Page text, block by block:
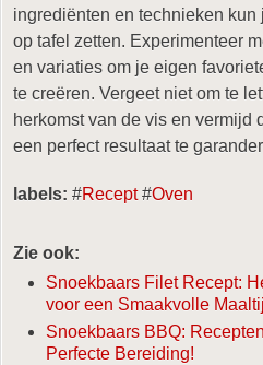
ingrediënten en technieken
op tafel zetten. Experimenteer
en variaties om je eigen
te creëren. Vergeet niet om te
herkomst van de vis en vermijd
een perfect resultaat te
labels: #Recept#Oven
Zie ook:
Snoekbaars Filet Recept:
voor een Smaakvolle
Snoekbaars BBQ:
Perfecte Bereiding!